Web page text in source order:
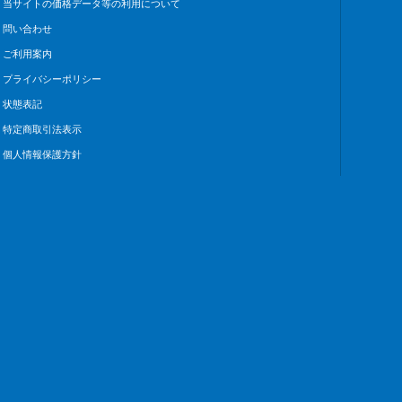
当サイトの価格データ等の利用について
問い合わせ
ご利用案内
プライバシーポリシー
状態表記
特定商取引法表示
個人情報保護方針